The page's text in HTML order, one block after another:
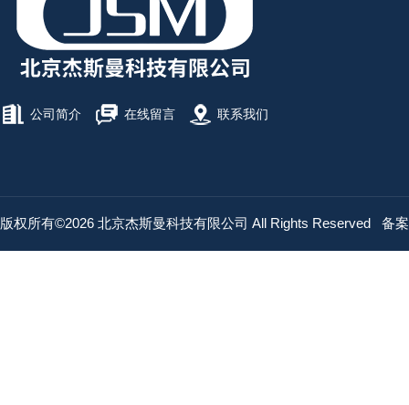
公司简介 在线留言 联系我们
版权所有©2026 北京杰斯曼科技有限公司 All Rights Reserved 备